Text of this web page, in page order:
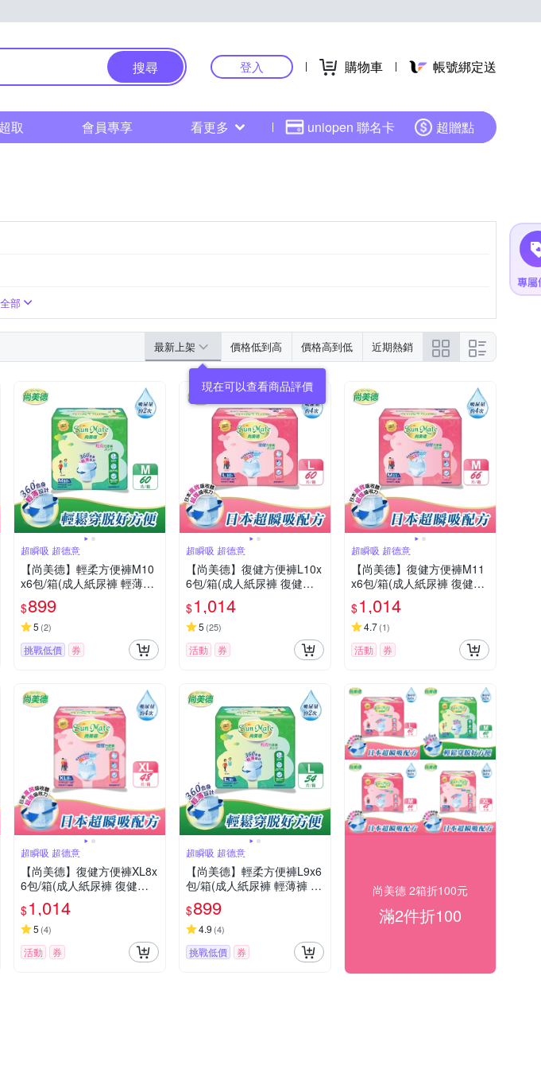
搜尋 登入 購物車 帳號綁定送
取 會員專享 看更多 uniopen 聯名卡 超贈點
部
最新上架 價格低到高 價格高到低 近期熱銷
現在可以查看商品評價
超瞬吸 超德意
【尚美德】輕柔方便褲M10
x6包/箱(成人紙尿褲 輕薄褲
褲型紙尿褲)
$899
5 (2)
挑戰低價 券
超瞬吸 超德意
【尚美德】復健方便褲L10x
6包/箱(成人紙尿褲 復健褲
褲型紙尿褲)
$1,014
5 (25)
活動 券
超瞬吸 超德意
【尚美德】復健方便褲M11
x6包/箱(成人紙尿褲 復健褲
褲型紙尿褲)
$1,014
4.7(1)
活動 券
超瞬吸 超德意
【尚美德】復健方便褲XL8x
6包/箱(成人紙尿褲 復健褲
褲型紙尿褲)
$1,014
5 (4)
活動 券
超瞬吸 超德意
【尚美德】輕柔方便褲L9x6
包/箱(成人紙尿褲 輕薄褲 褲
型紙尿褲)
$899
4.9 (4)
挑戰低價 券
尚美德 2箱折100元
滿2件折100